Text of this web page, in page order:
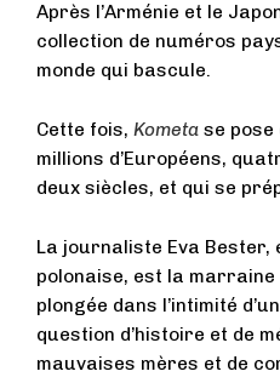
Après l’Arménie et le
collection de numéros
monde qui bascule.
Cette fois, Kometa se pose
millions d’Européens,
deux siècles, et qui se
La journaliste Eva Bester,
polonaise, est la marraine
plongée dans l’intimité
question d’histoire et de
mauvaises mères et de